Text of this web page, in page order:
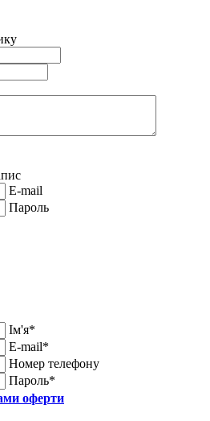
E-mail
Пароль
Ім'я*
E-mail*
Номер телефону
Пароль*
оферти